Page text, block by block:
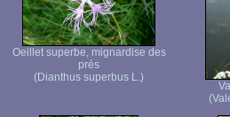
Oeillet superbe, mignardise des
prés
(Dianthus superbus L.)